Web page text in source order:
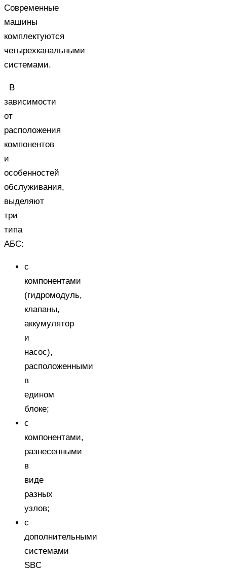
Современные
машины
комплектуются
четырехканальными
системами.
В
зависимости
от
расположения
компонентов
и
особенностей
обслуживания,
выделяют
три
типа
АБС:
с
компонентами
(гидромодуль,
клапаны,
аккумулятор
и
насос),
расположенными
в
едином
блоке;
с
компонентами,
разнесенными
в
виде
разных
узлов;
с
дополнительными
системами
SBC